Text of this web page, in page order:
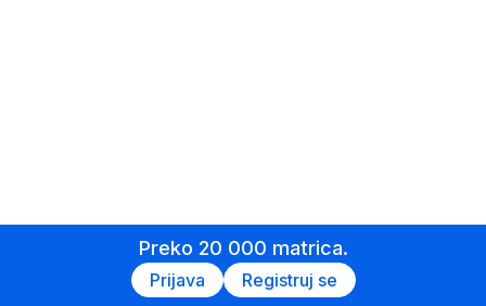
Preko 20 000 matrica.
Prijava Registruj se